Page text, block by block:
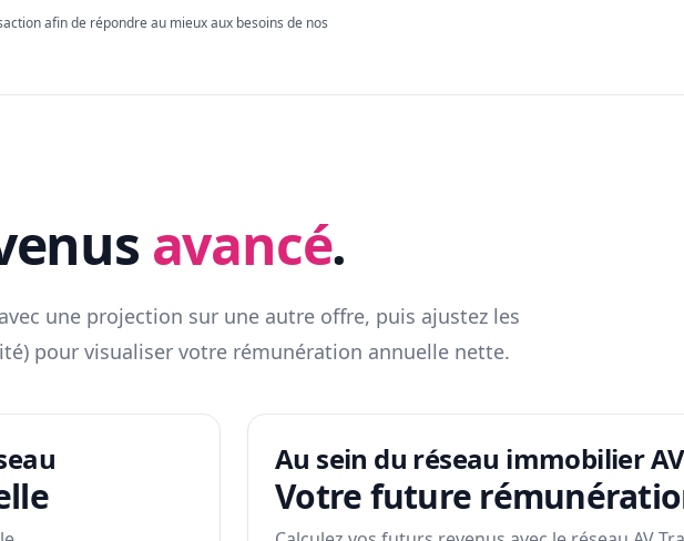
afin de répondre au mieux aux besoins de nos
avancé.
une projection sur une autre offre, puis ajustez les
pour visualiser votre rémunération annuelle nette.
Au sein du réseau immobilier
Votre future